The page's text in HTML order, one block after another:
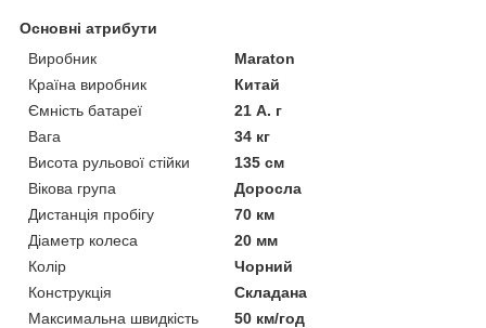
Основні атрибути
Виробник
Maraton
Країна виробник
Китай
Ємність батареї
21 А. г
Вага
34 кг
Висота рульової стійки
135 см
Вікова група
Доросла
Дистанція пробігу
70 км
Діаметр колеса
20 мм
Колір
Чорний
Конструкція
Складана
Максимальна швидкість
50 км/год